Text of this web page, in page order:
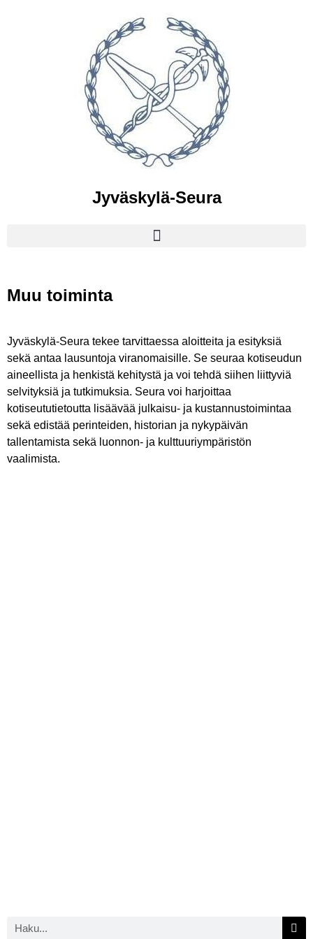
Jyväskylä-Seura
Muu toiminta
Jyväskylä-Seura tekee tarvittaessa aloitteita ja esityksiä
sekä antaa lausuntoja viranomaisille. Se seuraa kotiseudun
aineellista ja henkistä kehitystä ja voi tehdä siihen liittyviä
selvityksiä ja tutkimuksia. Seura voi harjoittaa
kotiseututietoutta lisäävää julkaisu- ja kustannustoimintaa
sekä edistää perinteiden, historian ja nykypäivän
tallentamista sekä luonnon- ja kulttuuriympäristön
vaalimista.